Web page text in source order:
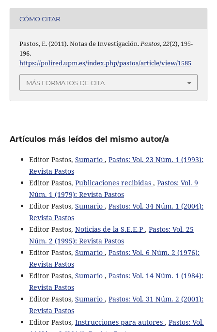
CÓMO CITAR
Pastos, E. (2011). Notas de Investigación.Pastos,22(2), 195-
196.
https://polired.upm.es/index.php/pastos/article/view/1585
MÁS FORMATOS DE CITA
Artículos más leídos del mismo autor/a
Editor Pastos, Sumario , Pastos: Vol. 23 Núm. 1 (1993):
Revista Pastos
Editor Pastos, Publicaciones recibidas , Pastos: Vol. 9
Núm. 1 (1979): Revista Pastos
Editor Pastos, Sumario , Pastos: Vol. 34 Núm. 1 (2004):
Revista Pastos
Editor Pastos, Noticias de la S.E.E.P , Pastos: Vol. 25
Núm. 2 (1995): Revista Pastos
Editor Pastos, Sumario , Pastos: Vol. 6 Núm. 2 (1976):
Revista Pastos
Editor Pastos, Sumario , Pastos: Vol. 14 Núm. 1 (1984):
Revista Pastos
Editor Pastos, Sumario , Pastos: Vol. 31 Núm. 2 (2001):
Revista Pastos
Editor Pastos, Instrucciones para autores , Pastos: Vol.